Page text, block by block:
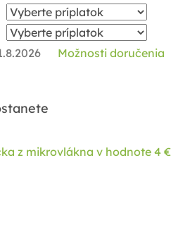
Možnosti doručenia
z mikrovlákna v hodnote 4 €